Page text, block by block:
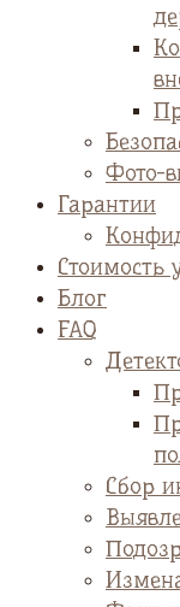
Фото-
Гарантии
Стоимость
Блог
FAQ
Сбор